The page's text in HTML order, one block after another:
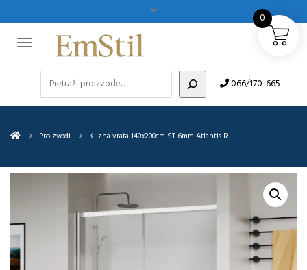
066/170-665
Proizvodi Klizna vrata 140x200cm ST 6mm Atlantis R
0